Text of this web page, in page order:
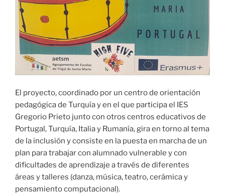
El proyecto, coordinado por un centro de orientación
pedagógica de Turquía y en el que participa el IES
Gregorio Prieto junto con otros centros educativos de
Portugal, Turquía, Italia y Rumanía, gira en torno al tema
de la inclusión y consiste en la puesta en marcha de un
plan para trabajar con alumnado vulnerable y con
dificultades de aprendizaje a través de diferentes
áreas y talleres (danza, música, teatro, cerámica y
pensamiento computacional).